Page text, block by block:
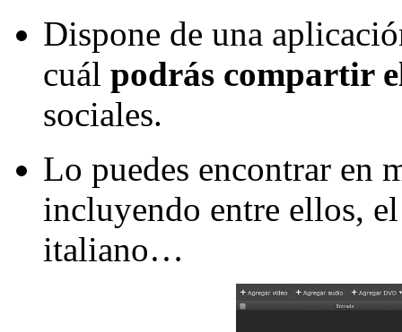
Dispone de una
cuál podrás compartir
sociales.
Lo puedes encontrar en
incluyendo entre ellos,
italiano…